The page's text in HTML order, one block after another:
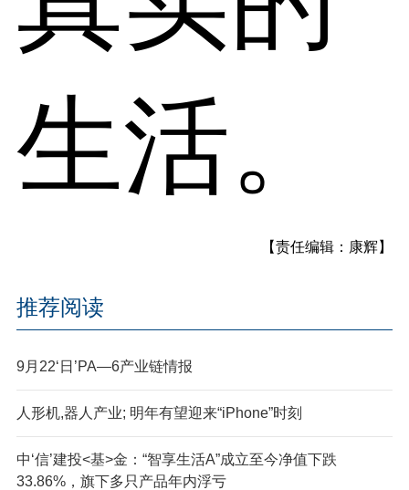
生活。
【责任编辑：康辉】
推荐阅读
9月22‘日’PA—6产业链情报
人形机,器人产业; 明年有望迎来“iPhone”时刻
中‘信’建投<基>金：“智享生活A”成立至今净值下跌
33.86%，旗下多只产品年内浮亏